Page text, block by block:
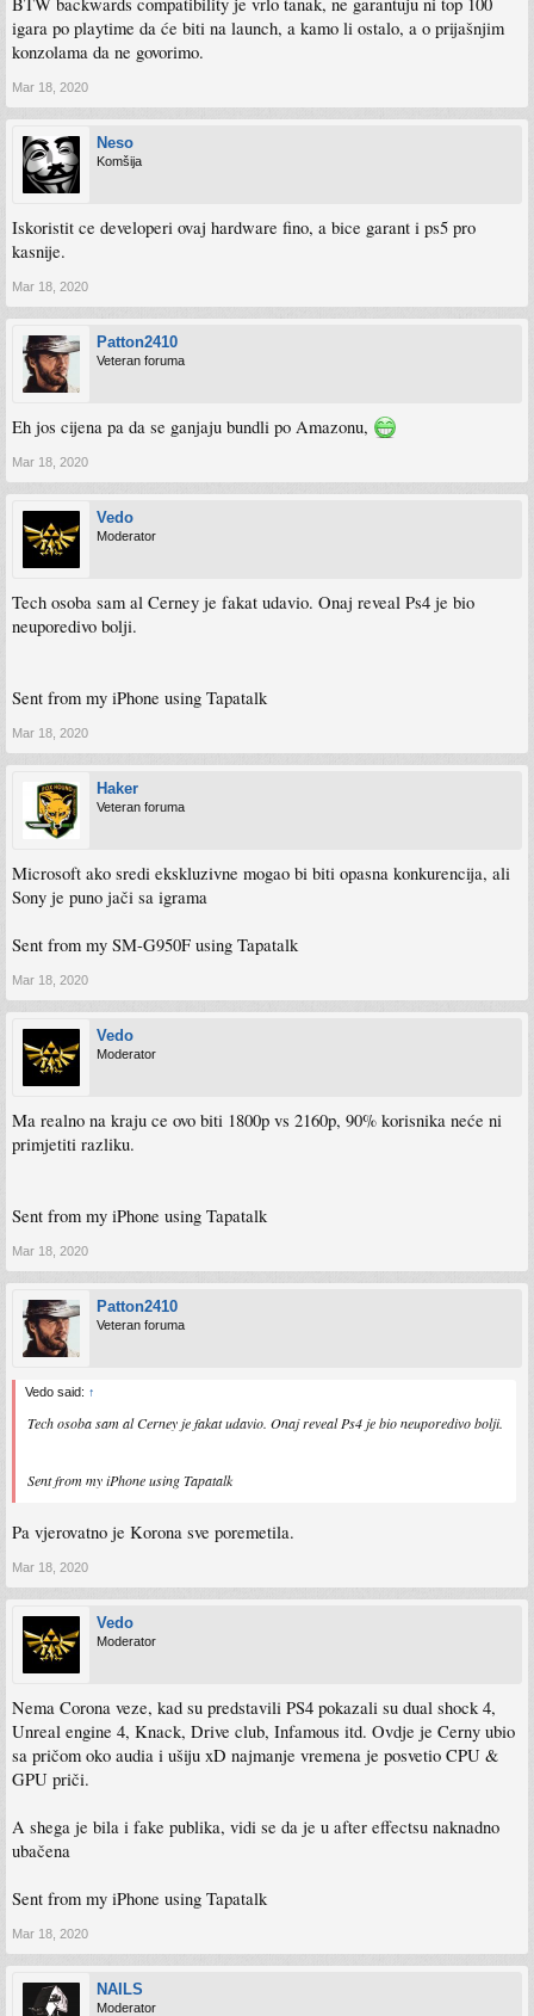
igara po playtime da će biti na launch, a kamo li ostalo, a o prijašnjim
konzolama da ne govorimo.
Mar 18, 2020
Neso
Komšija
Iskoristit ce developeri ovaj hardware fino, a bice garant i ps5 pro
kasnije.
Mar 18, 2020
Patton2410
Veteran foruma
Eh jos cijena pa da se ganjaju bundli po Amazonu,
Mar 18, 2020
Vedo
Moderator
Tech osoba sam al Cerney je fakat udavio. Onaj reveal Ps4 je bio
neuporedivo bolji.
Sent from my iPhone using Tapatalk
Mar 18, 2020
Haker
Veteran foruma
Microsoft ako sredi ekskluzivne mogao bi biti opasna konkurencija, ali
Sony je puno jači sa igrama
Sent from my SM-G950F using Tapatalk
Mar 18, 2020
Vedo
Moderator
Ma realno na kraju ce ovo biti 1800p vs 2160p, 90% korisnika neće ni
primjetiti razliku.
Sent from my iPhone using Tapatalk
Mar 18, 2020
Patton2410
Veteran foruma
Vedo said: ↑
Tech osoba sam al Cerney je fakat udavio. Onaj reveal Ps4 je bio neuporedivo bolji.
Sent from my iPhone using Tapatalk
Pa vjerovatno je Korona sve poremetila.
Mar 18, 2020
Vedo
Moderator
Nema Corona veze, kad su predstavili PS4 pokazali su dual shock 4,
Unreal engine 4, Knack, Drive club, Infamous itd. Ovdje je Cerny ubio
sa pričom oko audia i ušiju xD najmanje vremena je posvetio CPU &
GPU priči.
A shega je bila i fake publika, vidi se da je u after effectsu naknadno
ubačena
Sent from my iPhone using Tapatalk
Mar 18, 2020
NAILS
Moderator